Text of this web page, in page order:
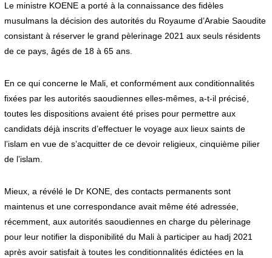
Le ministre KOENE a porté à la connaissance des fidèles
musulmans la décision des autorités du Royaume d’Arabie Saoudite
consistant à réserver le grand pèlerinage 2021 aux seuls résidents
de ce pays, âgés de 18 à 65 ans.
En ce qui concerne le Mali, et conformément aux conditionnalités
fixées par les autorités saoudiennes elles-mêmes, a-t-il précisé,
toutes les dispositions avaient été prises pour permettre aux
candidats déjà inscrits d’effectuer le voyage aux lieux saints de
l’islam en vue de s’acquitter de ce devoir religieux, cinquième pilier
de l’islam.
Mieux, a révélé le Dr KONE, des contacts permanents sont
maintenus et une correspondance avait même été adressée,
récemment, aux autorités saoudiennes en charge du pèlerinage
pour leur notifier la disponibilité du Mali à participer au hadj 2021
après avoir satisfait à toutes les conditionnalités édictées en la